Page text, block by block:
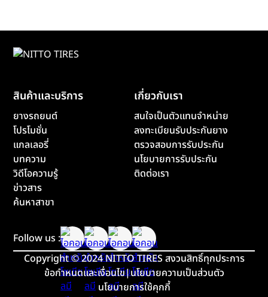
สินค้าและบริการ
ยางรถยนต์
โปรโมชั่น
แกลเลอรี่
บทความ
วิดีโอความรู้
ข่าวสาร
ค้นหาสาขา
เกี่ยวกับเรา
สนใจเป็นตัวแทนจำหน่าย
ลงทะเบียนรับประกันยาง
ตรวจสอบการรับประกัน
นโยบายการรับประกัน
ติดต่อเรา
Follow us :
Copyright©2024 NITTO TIRES สงวนสิทธิ์ทุกประการ
ข้อกำหนดและเงื่อนไข|นโยบายความเป็นส่วนตัว
นโยบายการใช้คุกกี้